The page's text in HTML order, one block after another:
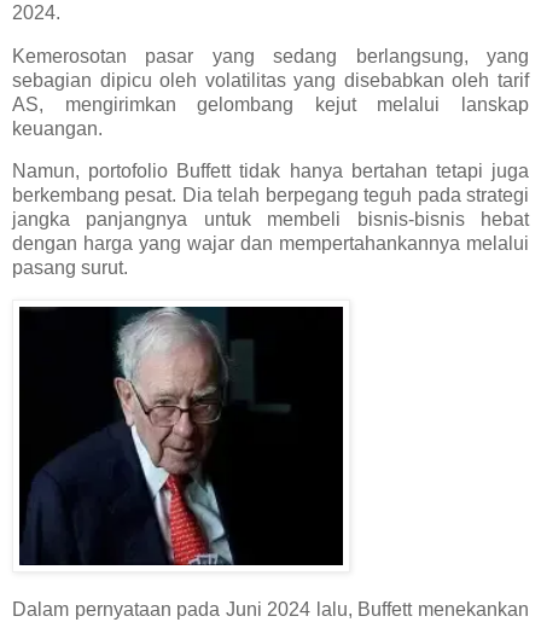
2024.
Kemerosotan pasar yang sedang berlangsung, yang
sebagian dipicu oleh volatilitas yang disebabkan oleh tarif
AS, mengirimkan gelombang kejut melalui lanskap
keuangan.
Namun, portofolio Buffett tidak hanya bertahan tetapi juga
berkembang pesat. Dia telah berpegang teguh pada strategi
jangka panjangnya untuk membeli bisnis-bisnis hebat
dengan harga yang wajar dan mempertahankannya melalui
pasang surut.
Dalam pernyataan pada Juni 2024 lalu, Buffett menekankan